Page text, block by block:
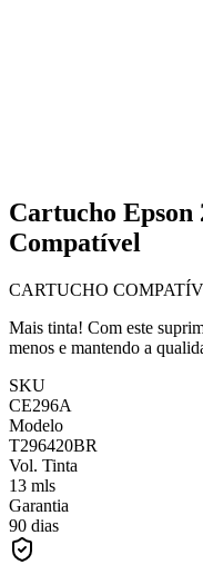
Cartucho Epson
Compatível
CARTUCHO
Mais tinta! Com este
menos e mantendo a
SKU
CE296A
Modelo
T296420BR
Vol. Tinta
13 mls
Garantia
90 dias